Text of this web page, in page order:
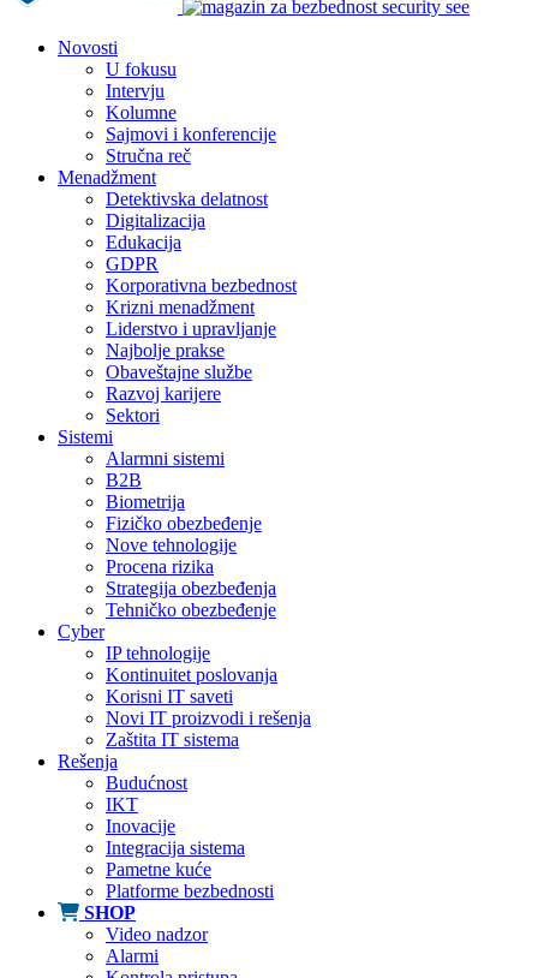
Novosti
U fokusu
Intervju
Kolumne
Sajmovi i konferencije
Stručna reč
Menadžment
Detektivska delatnost
Digitalizacija
Edukacija
GDPR
Korporativna bezbednost
Krizni menadžment
Liderstvo i upravljanje
Najbolje prakse
Obaveštajne službe
Razvoj karijere
Sektori
Sistemi
Alarmni sistemi
B2B
Biometrija
Fizičko obezbeđenje
Nove tehnologije
Procena rizika
Strategija obezbeđenja
Tehničko obezbeđenje
Cyber
IP tehnologije
Kontinuitet poslovanja
Korisni IT saveti
Novi IT proizvodi i rešenja
Zaštita IT sistema
Rešenja
Budućnost
IKT
Inovacije
Integracija sistema
Pametne kuće
Platforme bezbednosti
SHOP
Video nadzor
Alarmi